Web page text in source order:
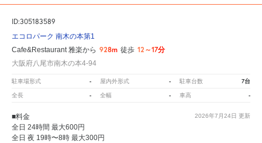
ID:305183589
エコロパーク 南木の本第1
Cafe&Restaurant 雅楽から 928m 徒歩 12～17分
大阪府八尾市南木の本4-94
駐車場形式 - 屋内外形式 - 駐車台数 7台
全長 - 全幅 - 車高 -
2026年7月24日 更新
■料金
全日 24時間 最大600円
全日 夜 19時〜8時 最大300円